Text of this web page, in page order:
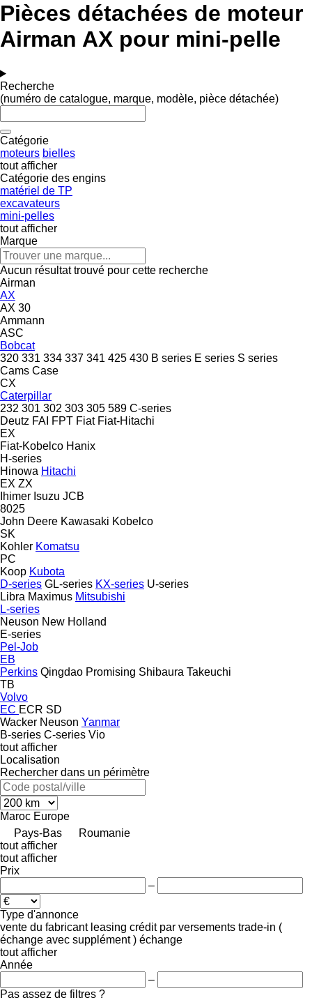
Pièces détachées de moteur
Airman AX pour mini-pelle
Recherche
(numéro de catalogue, marque, modèle, pièce détachée)
Catégorie
moteurs bielles
tout afficher
Catégorie des engins
matériel de TP
excavateurs
mini-pelles
tout afficher
Marque
Aucun résultat trouvé pour cette recherche
Airman
AX
AX 30
Ammann
ASC
Bobcat
320 331 334 337 341 425 430 B series E series S series
Cams Case
CX
Caterpillar
232 301 302 303 305 589 C-series
Deutz FAI FPT Fiat Fiat-Hitachi
EX
Fiat-Kobelco Hanix
H-series
Hinowa Hitachi
EX ZX
Ihimer Isuzu JCB
8025
John Deere Kawasaki Kobelco
SK
Kohler Komatsu
PC
Koop Kubota
D-series GL-series KX-series U-series
Libra Maximus Mitsubishi
L-series
Neuson New Holland
E-series
Pel-Job
EB
Perkins Qingdao Promising Shibaura Takeuchi
TB
Volvo
EC ECR SD
Wacker Neuson Yanmar
B-series C-series Vio
tout afficher
Localisation
Rechercher dans un périmètre
Maroc Europe
Pays-Bas
Roumanie
tout afficher
tout afficher
Prix
–
Type d'annonce
vente du fabricant leasing crédit par versements trade-in (
échange avec supplément ) échange
tout afficher
Année
–
Pas assez de filtres ?